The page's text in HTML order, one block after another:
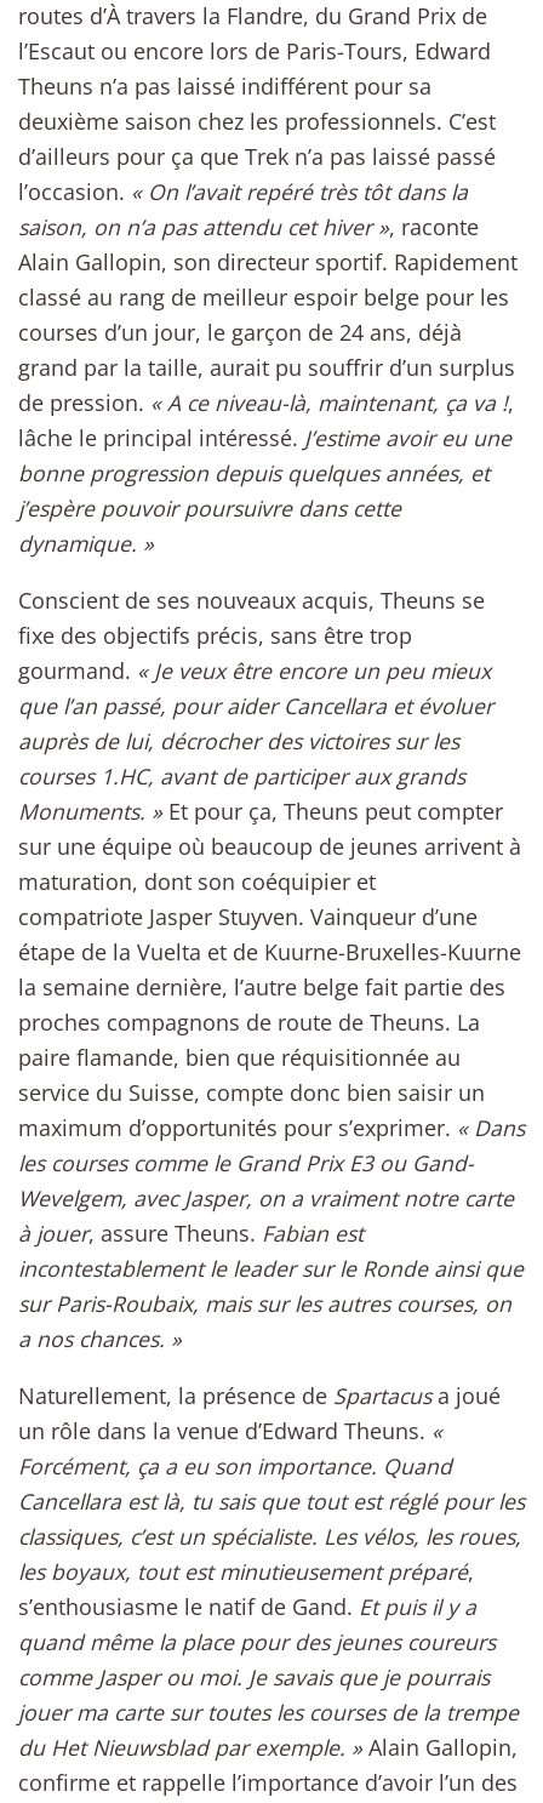
routes d’À travers la Flandre, du Grand Prix de
l’Escaut ou encore lors de Paris-Tours, Edward
Theuns n’a pas laissé indifférent pour sa
deuxième saison chez les professionnels. C’est
d’ailleurs pour ça que Trek n’a pas laissé passé
l’occasion. « On l’avait repéré très tôt dans la
saison, on n’a pas attendu cet hiver », raconte
Alain Gallopin, son directeur sportif. Rapidement
classé au rang de meilleur espoir belge pour les
courses d’un jour, le garçon de 24 ans, déjà
grand par la taille, aurait pu souffrir d’un surplus
de pression. « A ce niveau-là, maintenant, ça va !,
lâche le principal intéressé. J’estime avoir eu une
bonne progression depuis quelques années, et
j’espère pouvoir poursuivre dans cette
dynamique. »
Conscient de ses nouveaux acquis, Theuns se
fixe des objectifs précis, sans être trop
gourmand. « Je veux être encore un peu mieux
que l’an passé, pour aider Cancellara et évoluer
auprès de lui, décrocher des victoires sur les
courses 1.HC, avant de participer aux grands
Monuments. » Et pour ça, Theuns peut compter
sur une équipe où beaucoup de jeunes arrivent à
maturation, dont son coéquipier et
compatriote Jasper Stuyven. Vainqueur d’une
étape de la Vuelta et de Kuurne-Bruxelles-Kuurne
la semaine dernière, l’autre belge fait partie des
proches compagnons de route de Theuns. La
paire flamande, bien que réquisitionnée au
service du Suisse, compte donc bien saisir un
maximum d’opportunités pour s’exprimer. « Dans
les courses comme le Grand Prix E3 ou Gand-
Wevelgem, avec Jasper, on a vraiment notre carte
à jouer, assure Theuns. Fabian est
incontestablement le leader sur le Ronde ainsi que
sur Paris-Roubaix, mais sur les autres courses, on
a nos chances. »
Naturellement, la présence de Spartacusa joué
un rôle dans la venue d’Edward Theuns. «
Forcément, ça a eu son importance. Quand
Cancellara est là, tu sais que tout est réglé pour les
classiques, c’est un spécialiste. Les vélos, les roues,
les boyaux, tout est minutieusement préparé,
s’enthousiasme le natif de Gand. Et puis il y a
quand même la place pour des jeunes coureurs
comme Jasper ou moi. Je savais que je pourrais
jouer ma carte sur toutes les courses de la trempe
du Het Nieuwsblad par exemple. » Alain Gallopin,
confirme et rappelle l’importance d’avoir l’un des